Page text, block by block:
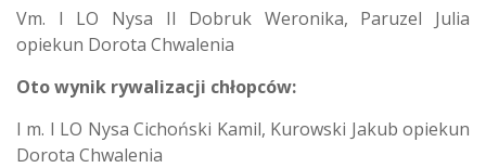
Vm. I LO Nysa II Dobruk Weronika, Paruzel Julia
opiekun Dorota Chwalenia
Oto wynik rywalizacji chłopców:
I m. I LO Nysa Cichoński Kamil, Kurowski Jakub opiekun
Dorota Chwalenia